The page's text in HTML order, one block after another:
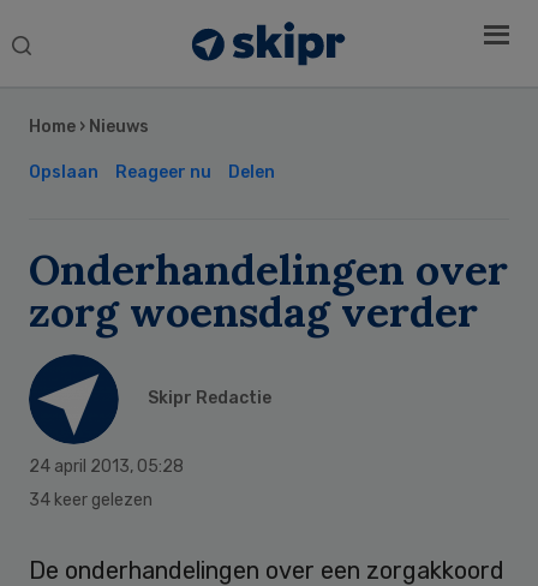
Search
Home › Nieuws
Opslaan Reageer nu Delen
Onderhandelingen over
zorg woensdag verder
Skipr Redactie
24 april 2013, 05:28
34 keer gelezen
De onderhandelingen over een zorgakkoord
Sidebar